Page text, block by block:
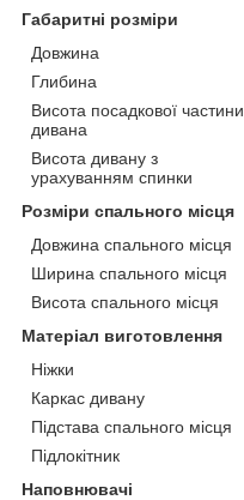
Габаритні розміри
Довжина
Глибина
Висота посадкової частини
дивана
Висота дивану з
урахуванням спинки
Розміри спального місця
Довжина спального місця
Ширина спального місця
Висота спального місця
Матеріал виготовлення
Ніжки
Каркас дивану
Підстава спального місця
Підлокітник
Наповнювачі